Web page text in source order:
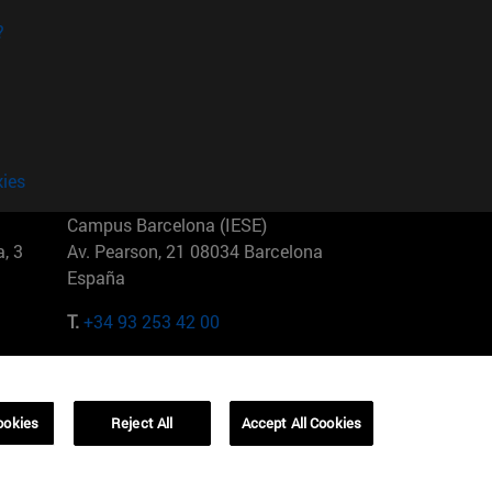
3
Campus Barcelona (IESE)
Av. Pearson, 21 08034 Barcelona
España
T.+34 93 253 42 00
01321001 Bela Vista Brasil
Reject All Accept All Cookies